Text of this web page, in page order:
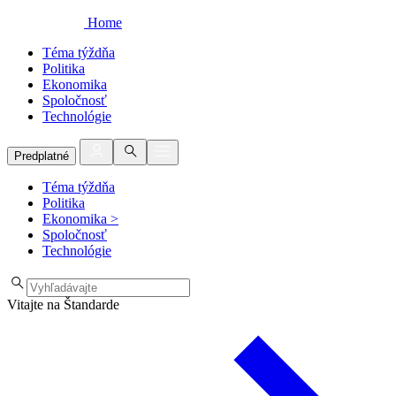
Home
Téma týždňa
Politika
Ekonomika
Spoločnosť
Technológie
Predplatné
Téma týždňa
Politika
Ekonomika >
Spoločnosť
Technológie
Vitajte na Štandarde